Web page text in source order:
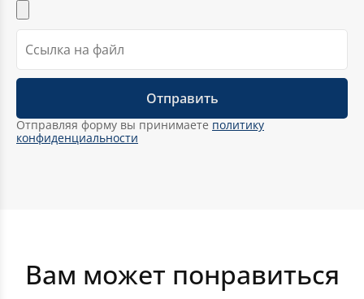
Отправляя форму вы принимаете политику
конфиденциальности
Вам может понравиться